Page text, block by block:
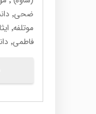
فاطمی٬ دانشمند٬ ایران زمین (اهواز) و …